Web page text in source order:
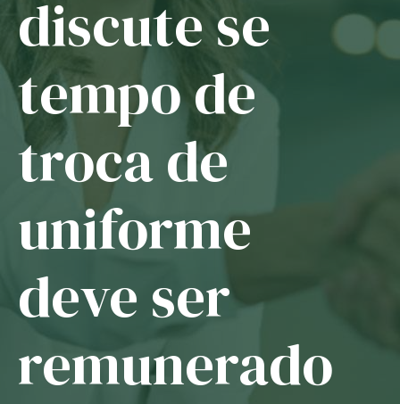
Convênios
Guias
Notícias
Associe-se
discute se
tempo de
troca de
uniforme
deve ser
remunerado